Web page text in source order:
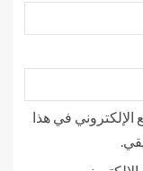
الإلكتروني في هذا